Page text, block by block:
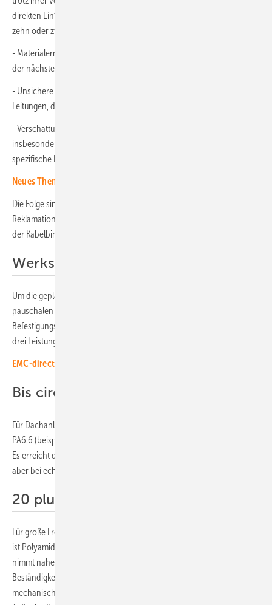
direkten Einfluss auf die Betriebssicherheit. Wenn Befestigungen nach
zehn oder zwölf Jahren versagen, entstehen kritische Situationen:
- Materialermüdung: Kabelbinder reißen schleichend, was oft erst bei
der nächsten Wartung bemerkt wird (wenn überhaupt).
- Unsichere Kabelwege: Es entstehen herabhängende Schlaufen oder
Leitungen, die im Wind gegen die Struktur schlagen.
- Verschattung und Ertragsverlust: Durchhängende Kabel können
insbesondere bei bifazialen Modulen die Rückseite verschatten – der
spezifische Ertrag sinkt.
Neues Themenheft über Wartung ist erschienen
Die Folge sind vermeidbare Austauschkosten und aufwendige
Reklamationen, die den ursprünglich günstigen Anschaffungspreis
der Kabelbinder schnell um ein Vielfaches übersteigen.
Werkstoffgerechte Auswahl
Um die geplante Anlagenlaufzeit abzusichern, ist der Wechsel von der
pauschalen Beschaffung hin zum technischen Engineering der
Befestigungslösung angezeigt. Je nach Anforderungsprofil haben sich
drei Leistungsstufen etabliert:
EMC-direct: Crimpen bleibt der Goldstandard
Bis circa 15 Jahre: PA6.6
Für Dachanlagen mit kürzeren Revisionszyklen bietet UV-optimiertes
PA6.6 (beispielsweise HPER UV) eine solide und wirtschaftliche Wahl.
Es erreicht deutlich höhere Lebensdauer als Standard-PA6.6, stößt
aber bei echten Langzeitprojekten an seine Grenzen.
20 plus Jahre: PA12
Für große Freiflächenanlagen, Agri-PV oder Standorte in Küstennähe
ist Polyamid 12 (PA12) der technisch überlegene Werkstoff. PA12
nimmt nahezu keine Feuchtigkeit auf und bietet exzellente
Beständigkeit gegen UV-Strahlung und Chemikalien. Damit bleibt die
mechanische Stabilität auch nach zwei Jahrzehnten unter extremen